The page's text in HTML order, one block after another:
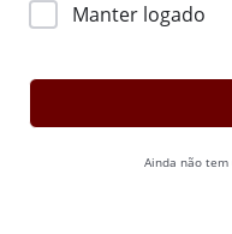
Manter logado
Ainda não tem